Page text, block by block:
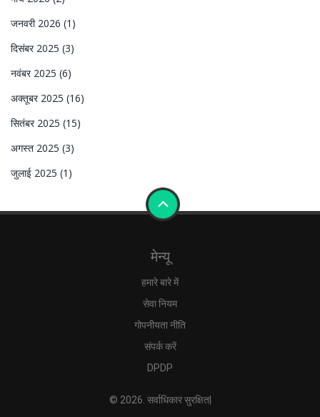
जनवरी 2026 (1)
दिसंबर 2025 (3)
नवंबर 2025 (6)
अक्तूबर 2025 (16)
सितंबर 2025 (15)
अगस्त 2025 (3)
जुलाई 2025 (1)
मेन्यू
हमारे बारे में
सेवा नियम
गोपनीयता नीति
संपर्क करें
DPDP
© 2026. सर्वाधिकार सुरक्षित|